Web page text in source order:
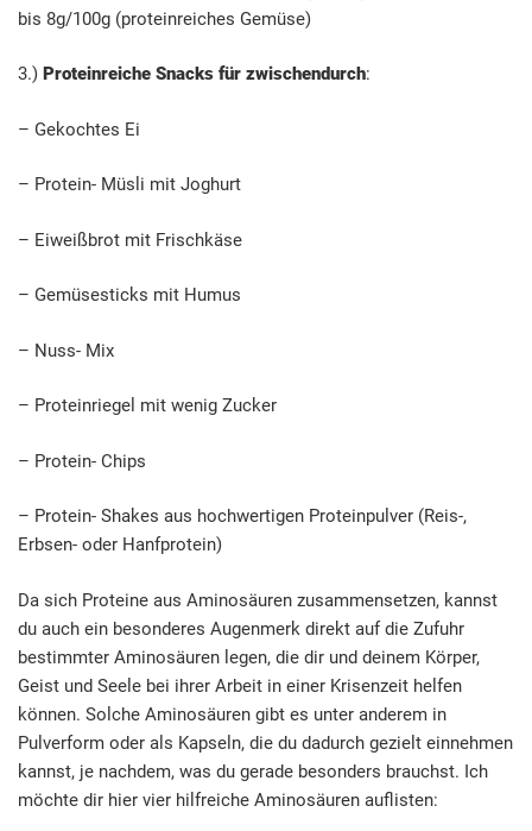
bis 8g/100g (proteinreiches Gemüse)
3.) Proteinreiche Snacks für zwischendurch:
– Gekochtes Ei
– Protein- Müsli mit Joghurt
– Eiweißbrot mit Frischkäse
– Gemüsesticks mit Humus
– Nuss- Mix
– Proteinriegel mit wenig Zucker
– Protein- Chips
– Protein- Shakes aus hochwertigen Proteinpulver (Reis-,
Erbsen- oder Hanfprotein)
Da sich Proteine aus Aminosäuren zusammensetzen, kannst
du auch ein besonderes Augenmerk direkt auf die Zufuhr
bestimmter Aminosäuren legen, die dir und deinem Körper,
Geist und Seele bei ihrer Arbeit in einer Krisenzeit helfen
können. Solche Aminosäuren gibt es unter anderem in
Pulverform oder als Kapseln, die du dadurch gezielt einnehmen
kannst, je nachdem, was du gerade besonders brauchst. Ich
möchte dir hier vier hilfreiche Aminosäuren auflisten: